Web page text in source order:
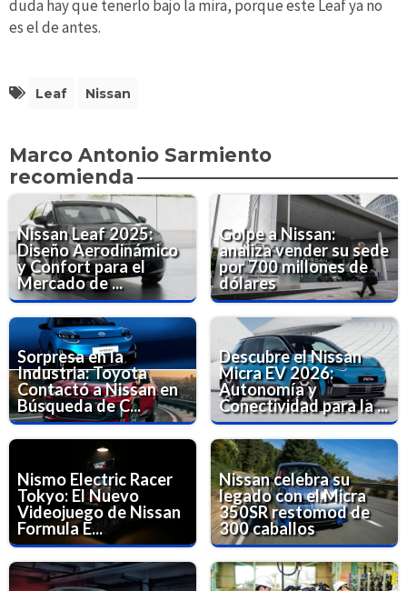
duda hay que tenerlo bajo la mira, porque este Leaf ya no
es el de antes.
Leaf Nissan
Marco Antonio Sarmiento
recomienda
Nissan Leaf 2025:
Diseño Aerodinámico
y Confort para el
Mercado de ...
Golpe a Nissan:
analiza vender su sede
por 700 millones de
dólares
Sorpresa en la
Industria: Toyota
Contactó a Nissan en
Búsqueda de C...
Descubre el Nissan
Micra EV 2026:
Autonomía y
Conectividad para la ...
Nismo Electric Racer
Tokyo: El Nuevo
Videojuego de Nissan
Formula E...
Nissan celebra su
legado con el Micra
350SR restomod de
300 caballos